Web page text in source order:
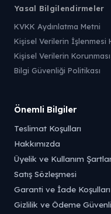
Yasal Bilgilendirmeler
KVKK Aydınlatma Metni
Kişisel Verilerin İşlenmesi
Kişisel Verilerin
Bilgi Güvenliği Politikası
Önemli Bilgiler
Teslimat Koşulları
Hakkımızda
Üyelik ve Kullanım
Satış Sözleşmesi
Garanti ve İade Koşulları
Gizlilik ve Ödeme